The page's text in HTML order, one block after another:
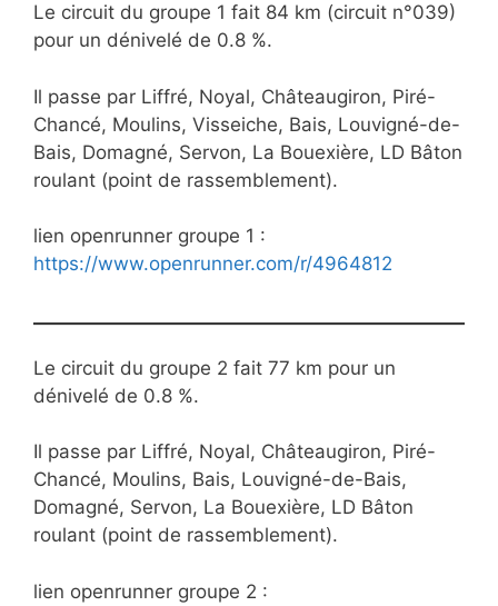
Le circuit du groupe 1 fait 84 km (circuit n°039)
pour un dénivelé de 0.8 %.
Il passe par Liffré, Noyal, Châteaugiron, Piré-
Chancé, Moulins, Visseiche, Bais, Louvigné-de-
Bais, Domagné, Servon, La Bouexière, LD Bâton
roulant (point de rassemblement).
lien openrunner groupe 1 :
https://www.openrunner.com/r/4964812
Le circuit du groupe 2 fait 77 km pour un
dénivelé de 0.8 %.
Il passe par Liffré, Noyal, Châteaugiron, Piré-
Chancé, Moulins, Bais, Louvigné-de-Bais,
Domagné, Servon, La Bouexière, LD Bâton
roulant (point de rassemblement).
lien openrunner groupe 2 :